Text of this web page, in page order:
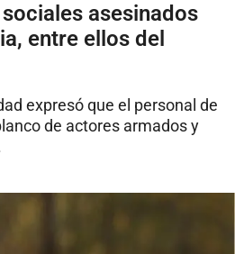
asesinados
entre ellos del
expresó que el personal de
de actores armados y